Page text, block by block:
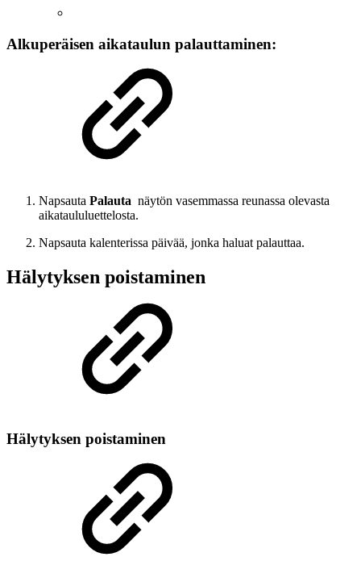
Alkuperäisen aikataulun palauttaminen:
Napsauta Palauta näytön vasemmassa reunassa olevasta
aikataululuettelosta.
Napsauta kalenterissa päivää, jonka haluat palauttaa.
Hälytyksen poistaminen
Hälytyksen poistaminen